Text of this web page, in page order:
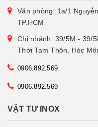
Văn phòng: 1a/1
TP.HCM
Chi nhánh: 39/5M - 39/
Thới Tam Thôn, Hóc
0906.892.569
0906.892.569
VẬT TƯ INOX